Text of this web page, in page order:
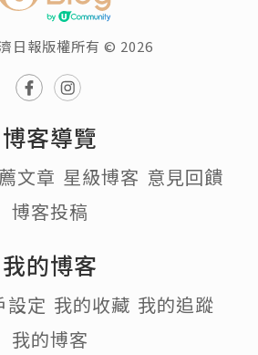
日報版權所有 © 2026
博客導覽
文章 星級博客 意見回饋
博客投稿
我的博客
設定 我的收藏 我的追蹤
我的博客